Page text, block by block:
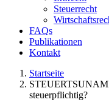
Steuerrecht
FAQs
Publikationen
Kontakt
Startseite
steuerpflichtig?